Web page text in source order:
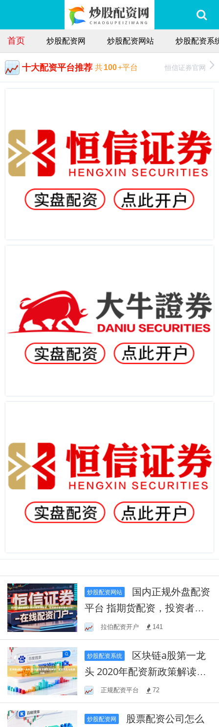
首页 炒股配资网 炒股配资网站 炒股配资系
十大配资平台推荐 共100+平台 恒信证券官网
炒股配资网站
平台 指期货配资，投资者必
看的最新分析！
拉伯配资开户 141
炒股配资系统
头 2020年配资新政策解读：
配资风险与机遇分析
正规配资平台 72
炒股配资网